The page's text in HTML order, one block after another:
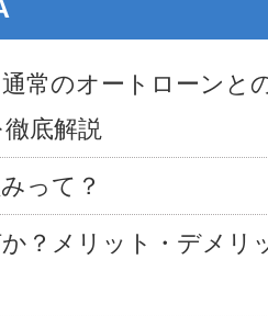
常のオートローンと
底解説
って？
？メリット・デメリ